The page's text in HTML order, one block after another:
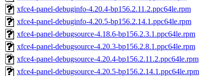
xfce4-panel-debuginfo-4.20.4-bp156.2.11.2.ppc64le.rpm
xfce4-panel-debuginfo-4.20.5-bp156.2.14.1.ppc64le.rpm
xfce4-panel-debugsource-4.18.6-bp156.2.3.1.ppc64le.rpm
xfce4-panel-debugsource-4.20.3-bp156.2.8.1.ppc64le.rpm
xfce4-panel-debugsource-4.20.4-bp156.2.11.2.ppc64le.rpm
xfce4-panel-debugsource-4.20.5-bp156.2.14.1.ppc64le.rpm